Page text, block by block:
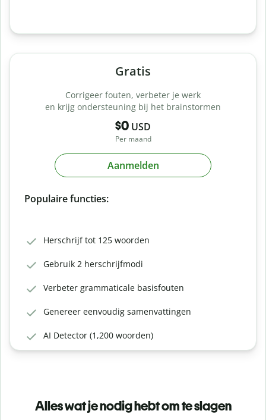
Gratis
Corrigeer fouten, verbeter je werk
en krijg ondersteuning bij het brainstormen
$0 USD
Per maand
Aanmelden
Populaire functies:
Herschrijf tot 125 woorden
Gebruik 2 herschrijfmodi
Verbeter grammaticale basisfouten
Genereer eenvoudig samenvattingen
AI Detector (1,200 woorden)
Alles wat je nodig hebt om te slagen